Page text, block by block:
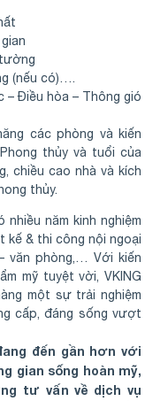
(nếu có)….
– Điều hòa – Thông gió
các phòng và kiến
thủy và tuổi của
chiều cao nhà và kích
thủy.
năm kinh nghiệm
kế & thi công nội ngoại
văn phòng,… Với kiến
mỹ tuyệt vời, VKING
một sự trải nghiệm
cấp, đáng sống vượt
đến gần hơn với
gian sống hoàn mỹ,
tư vấn về dịch vụ